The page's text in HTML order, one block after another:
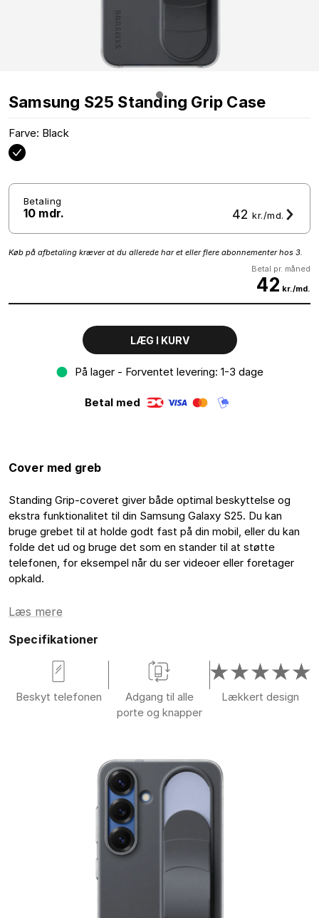
Samsung S25 Standing Grip Case
Farve: Black
Betaling
10 mdr. 42 kr./md.
Køb på afbetaling kræver at du allerede har et eller flere abonnementer hos 3.
Betal pr. måned
42 kr./md.
LÆG I KURV
På lager - Forventet levering: 1-3 dage
Betal med
Cover med greb
Standing Grip-coveret giver både optimal beskyttelse og
ekstra funktionalitet til din Samsung Galaxy S25. Du kan
bruge grebet til at holde godt fast på din mobil, eller du kan
folde det ud og bruge det som en stander til at støtte
telefonen, for eksempel når du ser videoer eller foretager
opkald.
Læs mere
Specifikationer
Beskyt telefonen
Adgang til alle
porte og knapper
Lækkert design